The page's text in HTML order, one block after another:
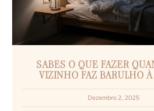
SABES O QUE FAZER
VIZINHO FAZ BARULHO
Dezembro 2, 2025